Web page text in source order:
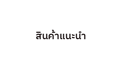
สินค้าแนะนำ